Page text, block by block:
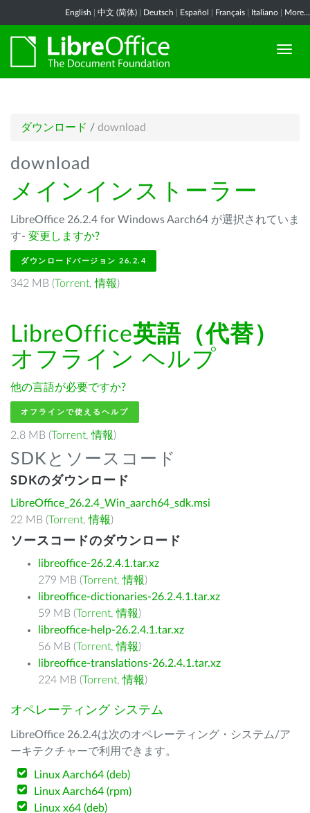
English 中文 (简体) Deutsch Español Français Italiano More...
ダウンロード / download
download
メインインストーラー
LibreOffice 26.2.4 for Windows Aarch64 が選択されていま
す- 変更しますか?
ダウンロードバージョン 26.2.4
342 MB (Torrent,情報)
LibreOffice英語（代替）
オフライン ヘルプ
他の言語が必要ですか?
オフラインで使えるヘルプ
2.8 MB (Torrent,情報)
SDKとソースコード
SDKのダウンロード
LibreOffice_26.2.4_Win_aarch64_sdk.msi
22 MB (Torrent,情報)
ソースコードのダウンロード
libreoffice-26.2.4.1.tar.xz
279 MB (Torrent,情報)
libreoffice-dictionaries-26.2.4.1.tar.xz
59 MB (Torrent,情報)
libreoffice-help-26.2.4.1.tar.xz
56 MB (Torrent,情報)
libreoffice-translations-26.2.4.1.tar.xz
224 MB (Torrent,情報)
オペレーティング システム
LibreOffice 26.2.4は次のオペレーティング・システム/ア
ーキテクチャーで利用できます。
Linux Aarch64 (deb)
Linux Aarch64 (rpm)
Linux x64 (deb)